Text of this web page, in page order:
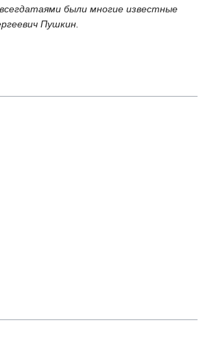
были многие известные
Пушкин.